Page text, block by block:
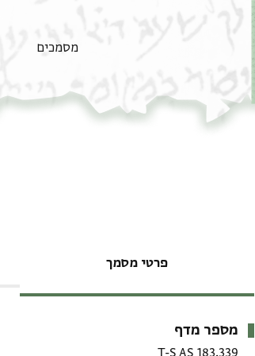
מסמכים
פרטי מסמך
מטא-דאטא
מספר מדף